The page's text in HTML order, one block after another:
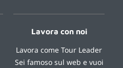
Lavora con noi
Lavora come Tour Leader
Sei famoso sul web e vuoi